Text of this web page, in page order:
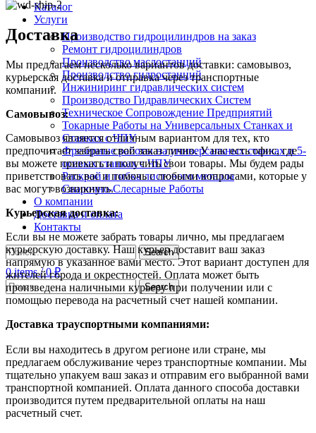
Каталог
Услуги
Производство гидроцилиндров на заказ
Ремонт гидроцилиндров
Производство маслостанций
Производство гидростанций
Инжиниринг гидравлических систем
Производство Гидравлических Систем
Техническое Сопровождение Предприятий
Токарные Работы на Универсальных Станках и
Станках с ЧПУ
Фрезерные работы на универсальных станках и 5-
осевых станках с ЧПУ
Раскрой и гибка листового металла
Сварочно-Слесарные Работы
О компании
Доставка и оплата
Контакты
Search
0items / 0₽
Search
Доставка
Мы предлагаем несколько вариантов доставки: самовывоз,
курьерская доставка и отправка через транспортные
компании.
Самовывоз:
Самовывоз является отличным вариантом для тех, кто
предпочитает забрать свой заказ лично. У нас есть офис, где
вы можете приехать и получить свои товары. Мы будем рады
приветствовать вас и помочь с любыми вопросами, которые у
вас могут возникнуть.
Курьерская доставка:
Если вы не можете забрать товары лично, мы предлагаем
курьерскую доставку. Наш курьер доставит ваш заказ
напрямую в указанное вами место. Этот вариант доступен для
жителей города и окрестностей. Оплата может быть
произведена наличными курьеру при получении или с
помощью перевода на расчетный счет нашей компании.
Доставка траyспортными компаниями:
Если вы находитесь в другом регионе или стране, мы
предлагаем обслуживание через транспортные компании. Мы
тщательно упакуем ваш заказ и отправим его выбранной вами
транспортной компанией. Оплата данного способа доставки
производится путем предварительной оплаты на наш
расчетный счет.